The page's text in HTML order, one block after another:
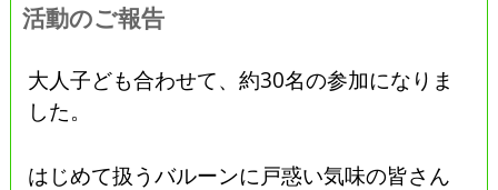
活動のご報告
大人子ども合わせて、約30名の参加になりま
した。
はじめて扱うバルーンに戸惑い気味の皆さん